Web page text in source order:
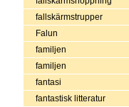
fallskärmstrupper
Falun
familjen
familjen
fantasi
fantastisk litteratur